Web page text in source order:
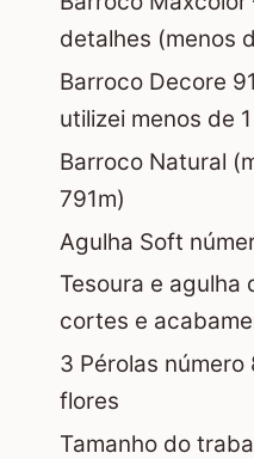
detalhes (menos
Barroco Decore
utilizei menos de
Barroco Natural
791m)
Agulha Soft
Tesoura e agulha
cortes e
3 Pérolas número
flores
Tamanho do